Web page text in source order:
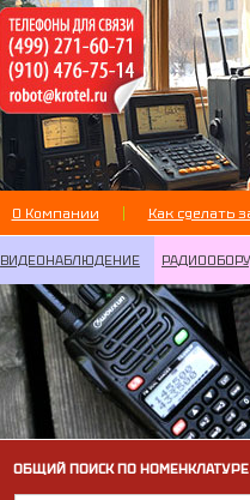
О Компании Как сделать
ВИДЕОНАБЛЮДЕНИЕ
ОБЩИЙ ПОИСК ПО НОМЕНКЛАТУРЕ